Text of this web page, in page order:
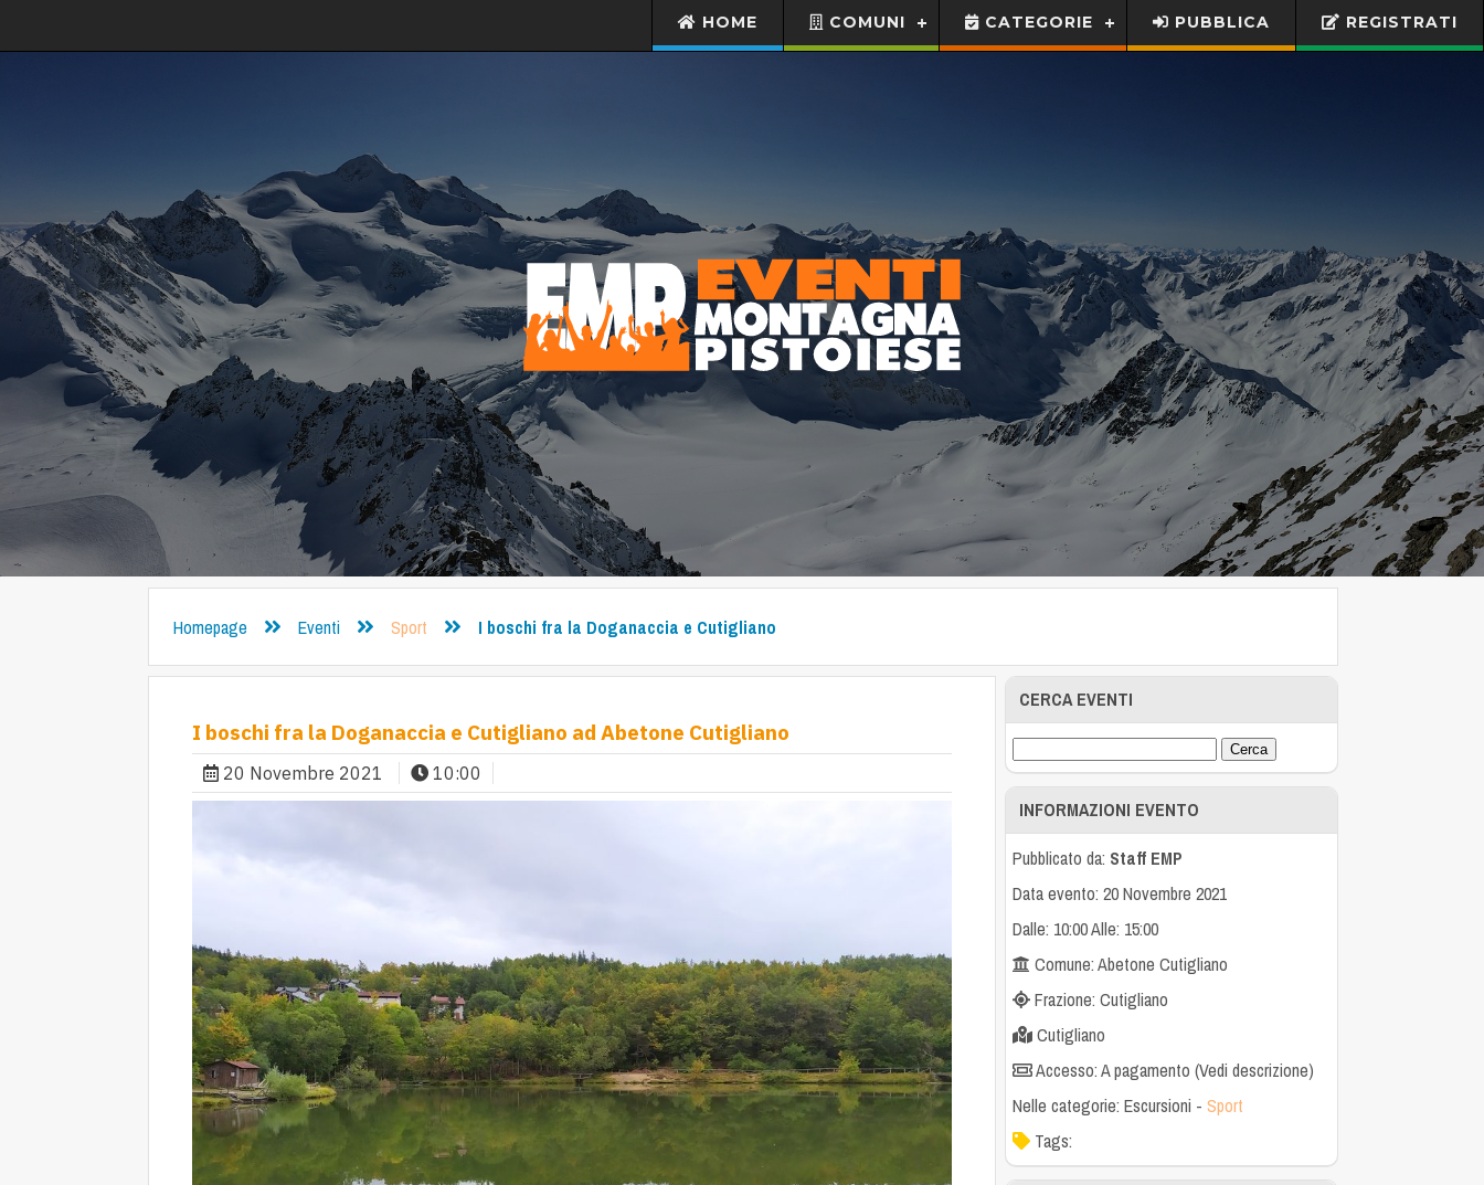
HOME COMUNI CATEGORIE PUBBLICA REGISTRATI
Homepage Eventi Sport I boschi fra la Doganaccia e Cutigliano
I boschi fra la Doganaccia e Cutigliano ad Abetone Cutigliano
20 Novembre 2021 10:00
CERCA EVENTI
INFORMAZIONI EVENTO
Pubblicato da: Staff EMP
Data evento: 20 Novembre 2021
Dalle: 10:00 Alle: 15:00
Comune: Abetone Cutigliano
Frazione: Cutigliano
Cutigliano
Accesso: A pagamento (Vedi descrizione)
Nelle categorie:Escursioni -Sport
Tags: